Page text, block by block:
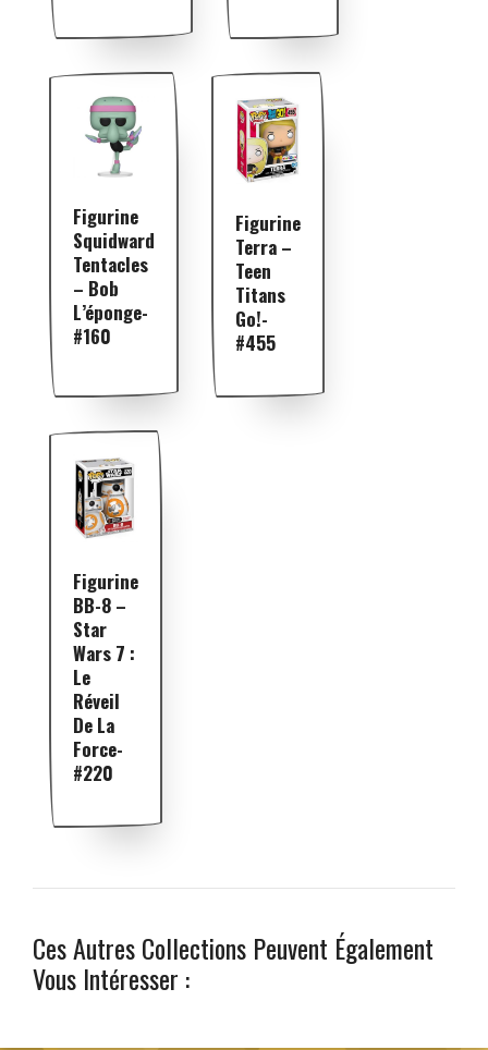
Figurine
Squidward
Tentacles
– Bob
L’éponge-
#160
Figurine
Terra –
Teen
Titans
Go!-
#455
Figurine
BB-8 –
Star
Wars 7 :
Le
Réveil
De La
Force-
#220
Ces Autres Collections Peuvent Également
Vous Intéresser :